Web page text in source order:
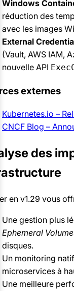
Windows
réduction des
avec les images
External
(Vault, AWS IAM,
nouvelle API
externes
Kubernetes.io –
CNCF Blog –
des
en v1.29 vous
Une gestion plus
Ephemeral
disques.
Un monitoring
microservices à
Une meilleure